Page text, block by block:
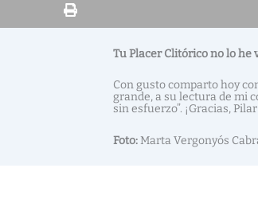
Tu Placer Clitórico no lo he
Con gusto comparto hoy
grande, a su lectura de mi
sin esfuerzo”. ¡Gracias,
Foto:Marta Vergonyós